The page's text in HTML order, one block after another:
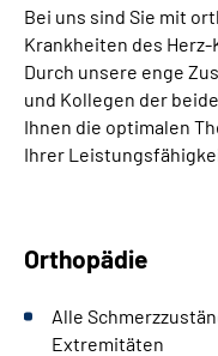
Bei uns sind Sie mit
Krankheiten des
Durch unsere enge
und Kollegen der
Ihnen die optimalen
Ihrer
Orthopädie
Alle
Extremitäten